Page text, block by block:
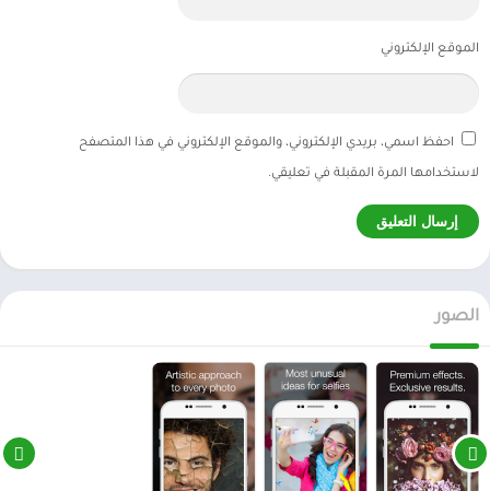
الموقع الإلكتروني
احفظ اسمي، بريدي الإلكتروني، والموقع الإلكتروني في هذا المتصفح
لاستخدامها المرة المقبلة في تعليقي.
الصور